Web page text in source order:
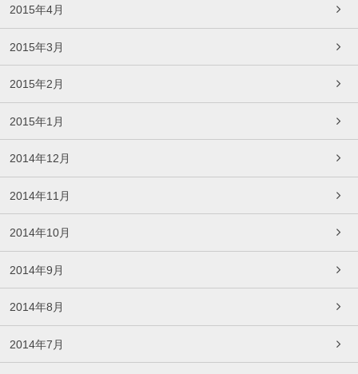
2015年4月
2015年3月
2015年2月
2015年1月
2014年12月
2014年11月
2014年10月
2014年9月
2014年8月
2014年7月